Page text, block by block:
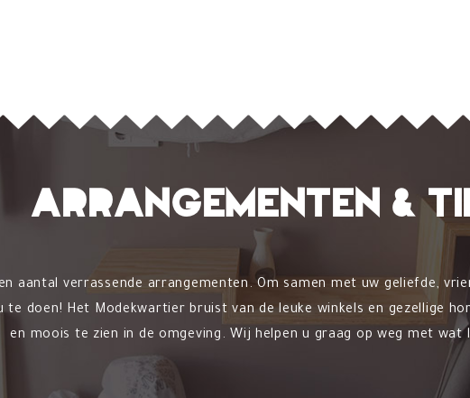
Arrangementen &
aantal verrassende arrangementen. Om samen met uw geliefde,
te doen! Het Modekwartier bruist van de leuke winkels en gezellige
en moois te zien in de omgeving. Wij helpen u graag op weg met wat